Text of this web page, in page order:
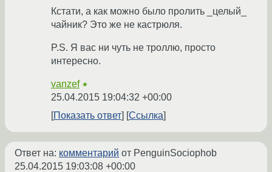
Кстати, а как можно было пролить _целый_
чайник? Это же не кастрюля.
P.S. Я вас ни чуть не троллю, просто
интересно.
vanzef ★
25.04.2015 19:04:32 +00:00
Показать ответ
Ссылка
Ответ на: комментарий от PenguinSociophob
25.04.2015 19:03:08 +00:00